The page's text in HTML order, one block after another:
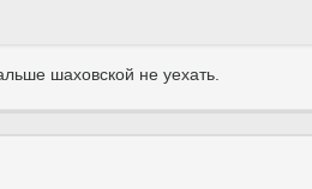
шаховской не уехать.